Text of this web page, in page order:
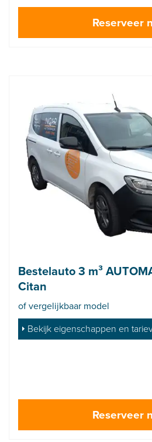
Reserveer
Bestelauto 3 m³
Citan
of vergelijkbaar model
Bekijk eigenschappen en
Reserveer